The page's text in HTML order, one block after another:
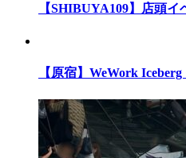
【SHIBUYA109】店頭イ
【原宿】WeWork